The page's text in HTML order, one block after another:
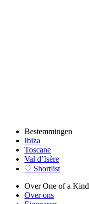
Bestemmingen
Ibiza
Toscane
Val d’Isère
♡ Shortlist
Over One of a Kind
Over ons